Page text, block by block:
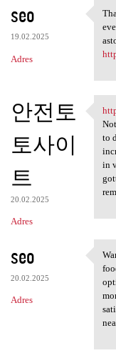
seo
19.02.2025
Adres
안전토
토사이
트
20.02.2025
Adres
to
in
seo
20.02.2025
Adres